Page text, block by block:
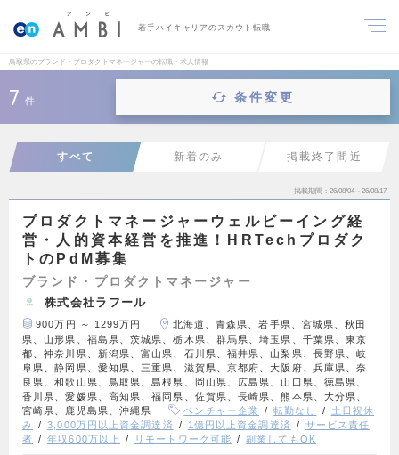
若手ハイキャリアのスカウト転職
鳥取県のブランド・プロダクトマネージャーの転職・求人情報
7 件 条件変更
すべて 新着のみ 掲載終了間近
掲載期間 26/08/04～26/08/17
プロダクトマネージャーウェルビーイング経
営・人的資本経営を推進！HRTechプロダク
トのPdM募集
ブランド・プロダクトマネージャー
株式会社ラフール
900万円 ～ 1299万円
北海道、青森県、岩手県、宮城県、秋田
県、山形県、福島県、茨城県、栃木県、群馬県、埼玉県、千葉県、東京
都、神奈川県、新潟県、富山県、石川県、福井県、山梨県、長野県、岐
阜県、静岡県、愛知県、三重県、滋賀県、京都府、大阪府、兵庫県、奈
良県、和歌山県、鳥取県、島根県、岡山県、広島県、山口県、徳島県、
香川県、愛媛県、高知県、福岡県、佐賀県、長崎県、熊本県、大分県、
宮崎県、鹿児島県、沖縄県
ベンチャー企業 転勤なし
土日祝休
み
3,000万円以上資金調達済 1億円以上資金調達済
サービス責任
者
年収600万以上 リモートワーク可能 副業してもOK